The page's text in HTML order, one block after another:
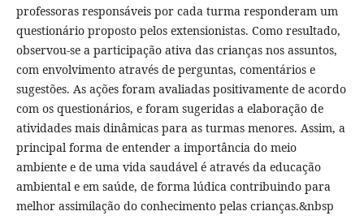
professoras responsáveis por cada turma responderam um
questionário proposto pelos extensionistas. Como resultado,
observou-se a participação ativa das crianças nos assuntos,
com envolvimento através de perguntas, comentários e
sugestões. As ações foram avaliadas positivamente de acordo
com os questionários, e foram sugeridas a elaboração de
atividades mais dinâmicas para as turmas menores. Assim, a
principal forma de entender a importância do meio
ambiente e de uma vida saudável é através da educação
ambiental e em saúde, de forma lúdica contribuindo para
melhor assimilação do conhecimento pelas crianças.&nbsp